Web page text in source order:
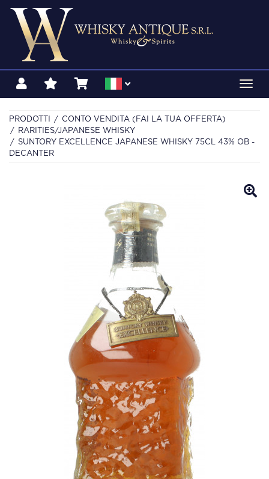
PRODOTTI
CONTO VENDITA (FAI LA TUA OFFERTA)
RARITIES/JAPANESE WHISKY
SUNTORY EXCELLENCE JAPANESE WHISKY 75CL 43% OB -
DECANTER